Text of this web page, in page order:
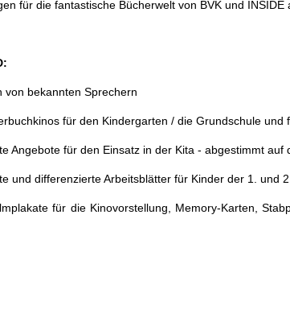
für die fantastische Bücherwelt von BVK und INSIDE
von bekannten Sprechern
für den Kindergarten / die Grundschule und
Angebote für den Einsatz in der Kita - abgestimmt auf
und differenzierte Arbeitsblätter für Kinder der 1. und
für die Kinovorstellung, Memory-Karten,